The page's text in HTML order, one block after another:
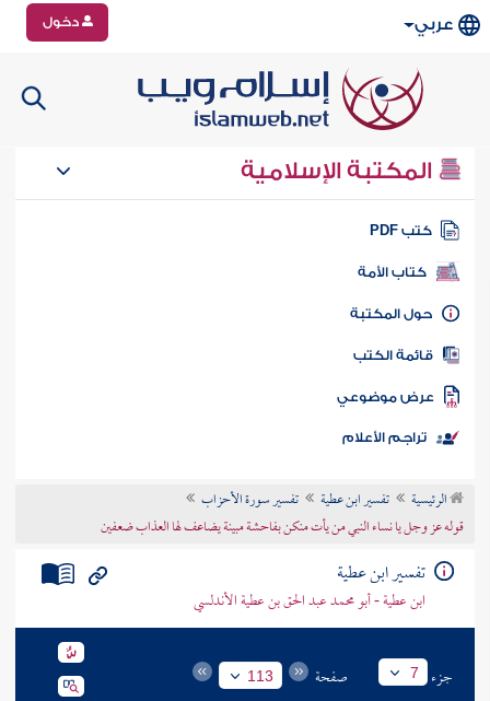
عربي دخول
المكتبة الإسلامية
كتب PDF
كتاب الأمة
المكتبة
الكتب
موضوعي
تراجم الأعلام
الرئيسية تفسير ابن عطية
تفسير سورة الأحزاب
قوله عز وجل يا نساء النبي من يأت منكن بفاحشة مبينة يضاعف لها العذاب ضعفين
تفسير ابن عطية
ابن عطية - أبو محمد عبد الحق بن عطية الأندلسي
جزء 7 صفحة 113